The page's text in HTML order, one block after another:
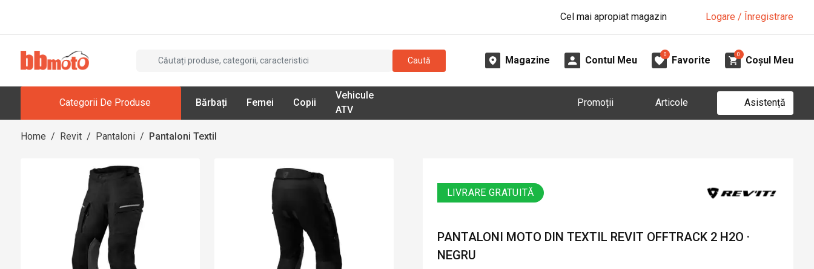
Cel mai apropiat magazin Logare / Înregistrare
Caută Magazine Contul Meu
0
Favorite
0
Coșul Meu
Categorii De Produse Bărbați Femei Copii
Vehicule
ATV
Promoții Articole Asistență
Home / Revit / Pantaloni / Pantaloni Textil
LIVRARE GRATUITĂ
PANTALONI MOTO DIN TEXTIL REVIT OFFTRACK 2 H2O ·
NEGRU